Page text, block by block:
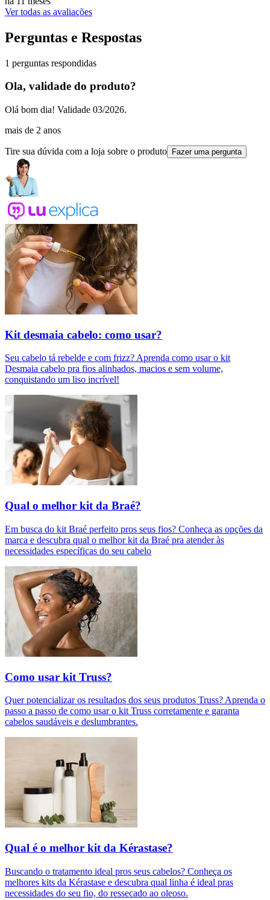
Ver todas as avaliações
Perguntas e Respostas
1 perguntas respondidas
Ola, validade do produto?
Olá bom dia! Validade 03/2026.
mais de 2 anos
Tire sua dúvida com a loja sobre o produto Fazer uma pergunta
Kit desmaia cabelo: como usar?
Seu cabelo tá rebelde e com frizz? Aprenda como usar o kit
Desmaia cabelo pra fios alinhados, macios e sem volume,
conquistando um liso incrível!
Qual o melhor kit da Braé?
Em busca do kit Braé perfeito pros seus fios? Conheça as opções da
marca e descubra qual o melhor kit da Braé pra atender às
necessidades específicas do seu cabelo
Como usar kit Truss?
Quer potencializar os resultados dos seus produtos Truss? Aprenda o
passo a passo de como usar o kit Truss corretamente e garanta
cabelos saudáveis e deslumbrantes.
Qual é o melhor kit da Kérastase?
Buscando o tratamento ideal pros seus cabelos? Conheça os
melhores kits da Kérastase e descubra qual linha é ideal pras
necessidades do seu fio, do ressecado ao oleoso.